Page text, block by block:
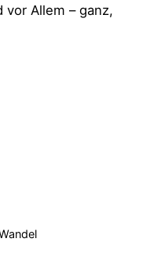
Allem – ganz,